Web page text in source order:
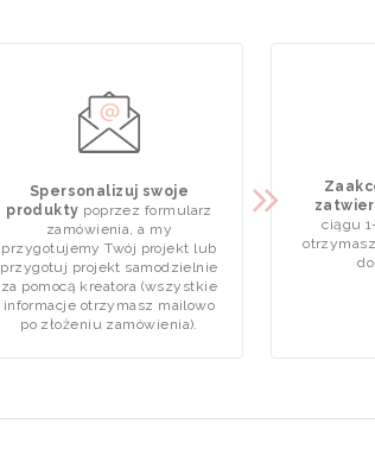
Spersonalizuj swoje
produkty poprzez formularz
zamówienia, a my
przygotujemy Twój projekt lub
przygotuj projekt samodzielnie
za pomocą kreatora (wszystkie
informacje otrzymasz mailowo
po złożeniu zamówienia).
ciągu